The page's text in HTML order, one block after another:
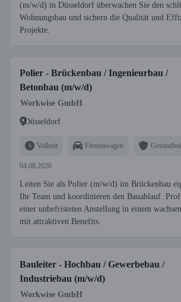
(m/w/d) in Düsseldorf überwachen Sie den
Wohnungsbau und sichern die Qualität und
Projekte.
Polier - Brückenbau / Ingenieurbau /
Betonbau (m/w/d)
Workwise GmbH
Düsseldorf
Vollzeit Firmenwagen
04.08.2026
Leiten Sie als Polier (m/w/d) im Brückenbau
Ihr Team und koordinieren den Bauablauf.
einer unbefristeten Anstellung in einem
mit attraktiven Benefits.
Bauleiter - Hochbau / Gewerbebau /
Industriebau (m/w/d)
Workwise GmbH